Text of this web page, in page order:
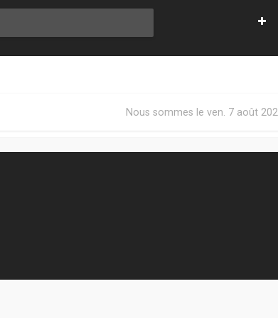
Nous sommes le ven. 7 août